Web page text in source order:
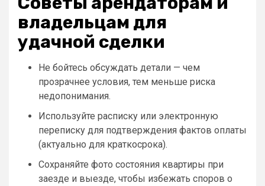
владельцам для
удачной сделки
Не бойтесь обсуждать детали — чем
прозрачнее условия, тем меньше риска
недопонимания.
Используйте расписку или электронную
переписку для подтверждения фактов оплаты
(актуально для краткосрока).
Сохраняйте фото состояния квартиры при
заезде и выезде, чтобы избежать споров о